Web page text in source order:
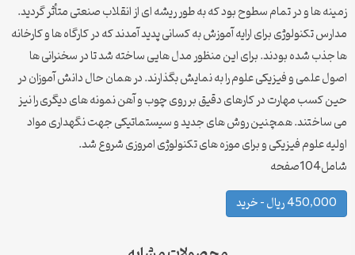
زمینه ها و در تمام سطوح بود که به طور ریشه ای از انقلاب صنعتی متأثر گردید.
مدارس تکنولوژی برای ارایه آموزش به کسانی پدید آمدند که در کارگاه ها و کارخانه
ها جذب شده بودند. برای این منظور مدل هایی ساخته شد تا در سخنرانی ها
اصول علمی و فیزیکی علوم را به نمایش بگذارند. در همان حال دانش آموزان در
حین کسب مهارت در کارهای دقیق بر روی چوب و آهن نمونه های دیگری را نیز
می ساختند. همچنین روش های جدید و سیستماتیکی جهت نگهداری مواد
اولیه علوم فیزیکی و برای موزه های تکنولوژی امروزی شروع شد.
شامل104صفحه
450,000 ریال – خرید